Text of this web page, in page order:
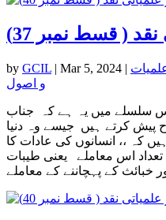
( قسط نمبر 37)
by GCIL | Mar 5, 2024 |
و اصول
سلسلے میں یہ ہے کہ جناب
کرتے ہیں جیسے وہ دنیا
کہ ،، انسانوں کی عادات کا
تعداد اس معاملے یعنی طیبات